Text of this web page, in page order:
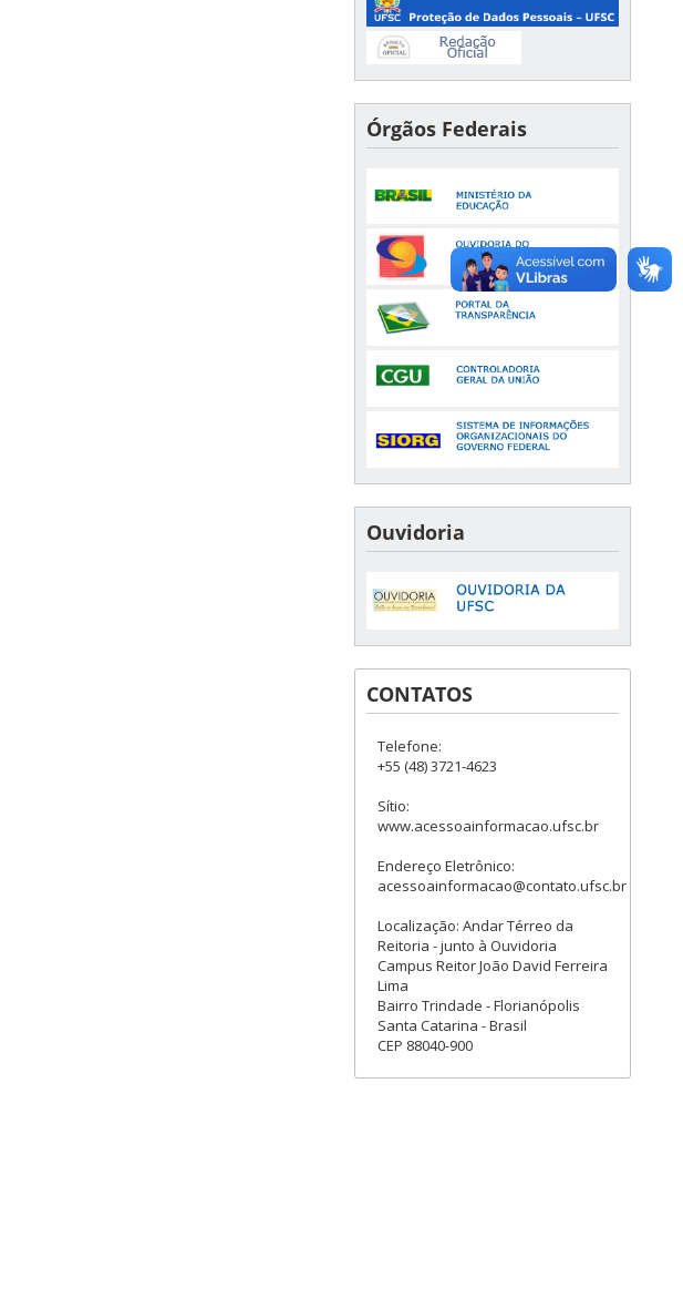
Órgãos Federais
Ouvidoria
CONTATOS
Telefone:
+55 (48) 3721-4623
Sítio:
www.acessoainformacao.ufsc.br
Endereço Eletrônico:
acessoainformacao@contato.ufsc.br
Localização: Andar Térreo da
Reitoria - junto à Ouvidoria
Campus Reitor João David Ferreira
Lima
Bairro Trindade - Florianópolis
Santa Catarina - Brasil
CEP 88040-900